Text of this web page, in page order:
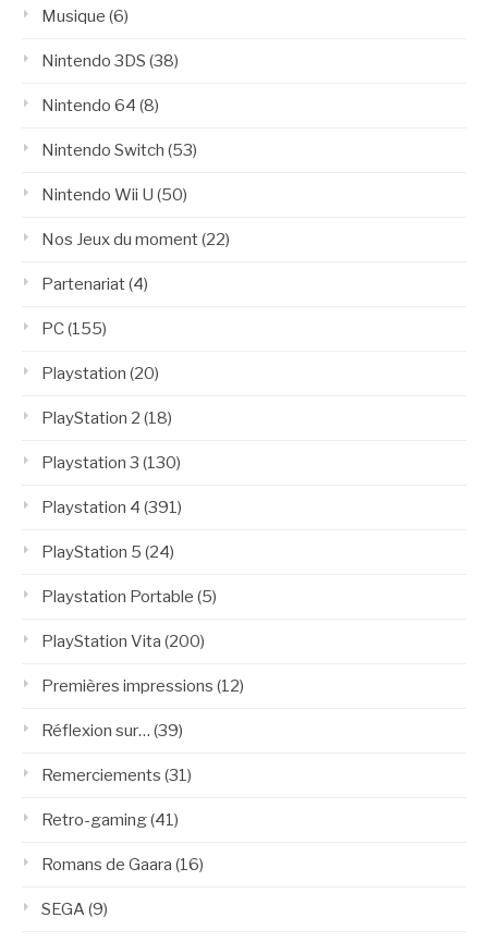
Musique (6)
Nintendo 3DS (38)
Nintendo 64 (8)
Nintendo Switch (53)
Nintendo Wii U (50)
Nos Jeux du moment(22)
Partenariat(4)
PC(155)
Playstation (20)
PlayStation 2 (18)
Playstation 3 (130)
Playstation 4 (391)
PlayStation 5 (24)
Playstation Portable (5)
PlayStation Vita (200)
Premières impressions (12)
Réflexion sur… (39)
Remerciements (31)
Retro-gaming(41)
Romans de Gaara (16)
SEGA (9)